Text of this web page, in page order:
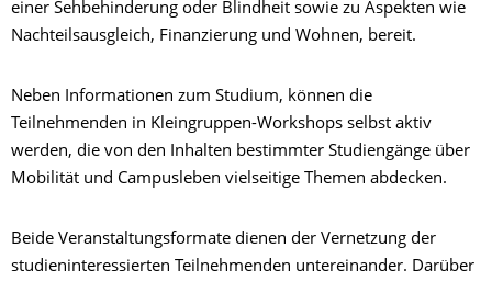
einer Sehbehinderung oder Blindheit sowie zu Aspekten wie
Nachteilsausgleich, Finanzierung und Wohnen, bereit.
Neben Informationen zum Studium, können die
Teilnehmenden in Kleingruppen-Workshops selbst aktiv
werden, die von den Inhalten bestimmter Studiengänge über
Mobilität und Campusleben vielseitige Themen abdecken.
Beide Veranstaltungsformate dienen der Vernetzung der
studieninteressierten Teilnehmenden untereinander. Darüber